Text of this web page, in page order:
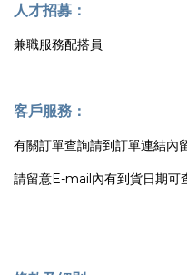
人才招募：
兼職服務配搭員
客戶服務：
有關訂單查詢請到訂單連結內
請留意E-mail內有到貨日期可